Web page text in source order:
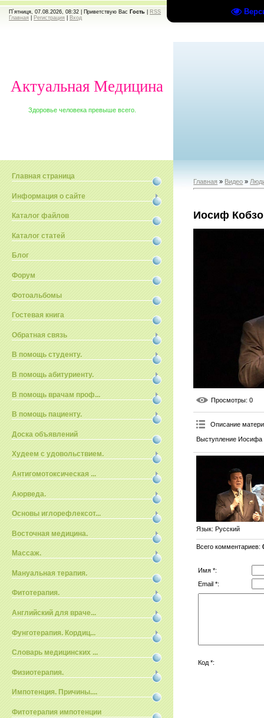
П`ятниця, 07.08.2026, 08:32 | Приветствую Вас Гость
RSS
Главная
Регистрация Вход
Актуальная Медицина
Здоровье человека превыше всего.
Главная страница
Информация о сайте
Каталог файлов
Каталог статей
Блог
Форум
Фотоальбомы
Гостевая книга
Обратная связь
В помощь студенту.
В помощь абитуриенту.
В помощь врачам проф...
В помощь пациенту.
Доска объявлений
Худеем с удовольствием.
Антигомотоксическая ...
Аюрведа.
Основы иглорефлексот...
Восточная медицина.
Массаж.
Мануальная терапия.
Фитотерапия.
Английский для враче...
Фунготерапия. Кордиц...
Словарь медицинских ...
Физиотерапия.
Импотенция. Причины....
Фитотерапия импотенции
Главная » Видео »
Иосиф
Просмотры: 0
Описание
Выступление Иосифа
Язык: Русский
Всего комментариев:
Имя *:
Email *:
Код *: